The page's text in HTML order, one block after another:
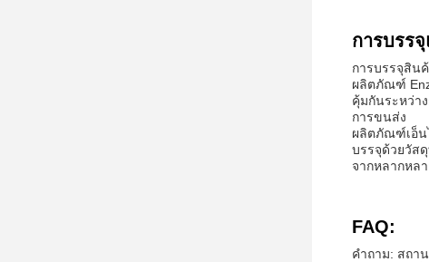
การบรร
การบรรจุสิน
ผลิตภัณฑ์
คุ้มกันระหว่า
การขนส่ง
ผลิตภัณฑ์เอ็น
บรรจุด้วยวัส
จากหลากหล
FAQ:
คําถาม: สถา